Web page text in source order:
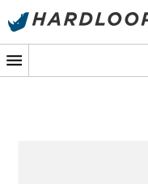
Zomeraanbiedingen